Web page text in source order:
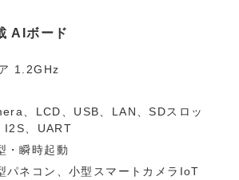
AIボード
1.2GHz
、LCD、USB、LAN、SDスロッ
I2S、UART
・瞬時起動
パネコン、小型スマートカメラIoT